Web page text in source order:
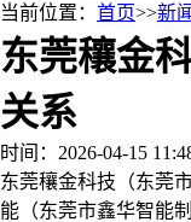
当前位置： 首页>>新
东莞穰金
关系
时间：2026-04-15
东莞穰金科技（东莞
能（东莞市鑫华智能